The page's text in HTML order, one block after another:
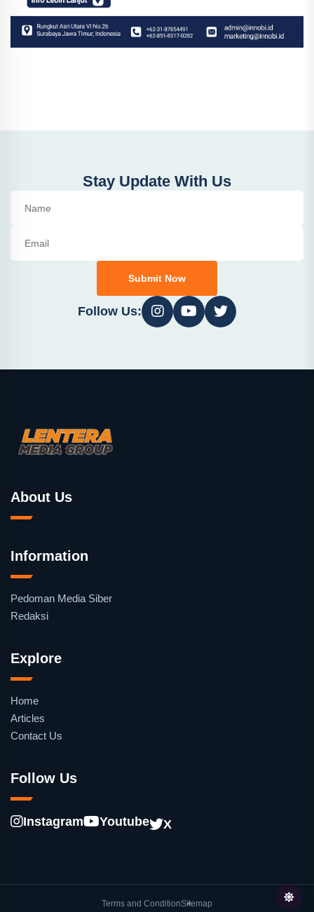
Stay Update With Us
Submit Now
Follow Us:
About Us
Information
Pedoman Media Siber
Redaksi
Explore
Home
Articles
Contact Us
Follow Us
Instagram Youtube X
Terms and ConditionSitemap